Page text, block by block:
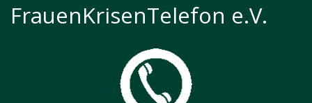
FrauenKrisenTelefon e.V.